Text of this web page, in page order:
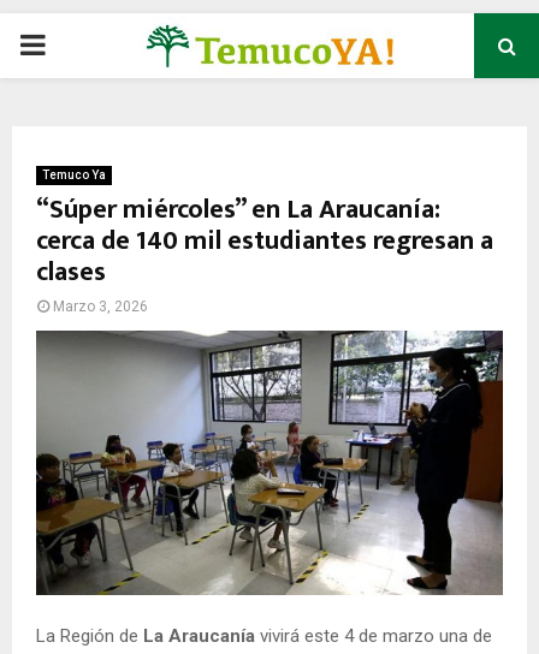
P
M
A
N
Temuco Ya
“Súper miércoles” en La Araucanía:
cerca de 140 mil estudiantes regresan a
clases
Marzo 3, 2026
La Región de La Araucanía vivirá este 4 de marzo una de